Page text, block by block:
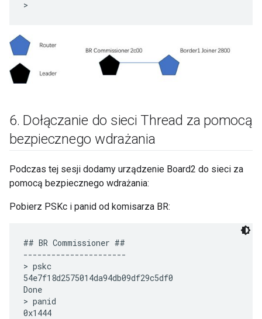
6. Dołączanie do sieci Thread za pomocą
bezpiecznego wdrażania
Podczas tej sesji dodamy urządzenie Board2 do sieci za
pomocą bezpiecznego wdrażania:
Pobierz PSKc i panid od komisarza BR:
## BR Commissioner ##
----------------------
> pskc
54e7f18d2575014da94db09df29c5df0
Done
> panid
0x1444